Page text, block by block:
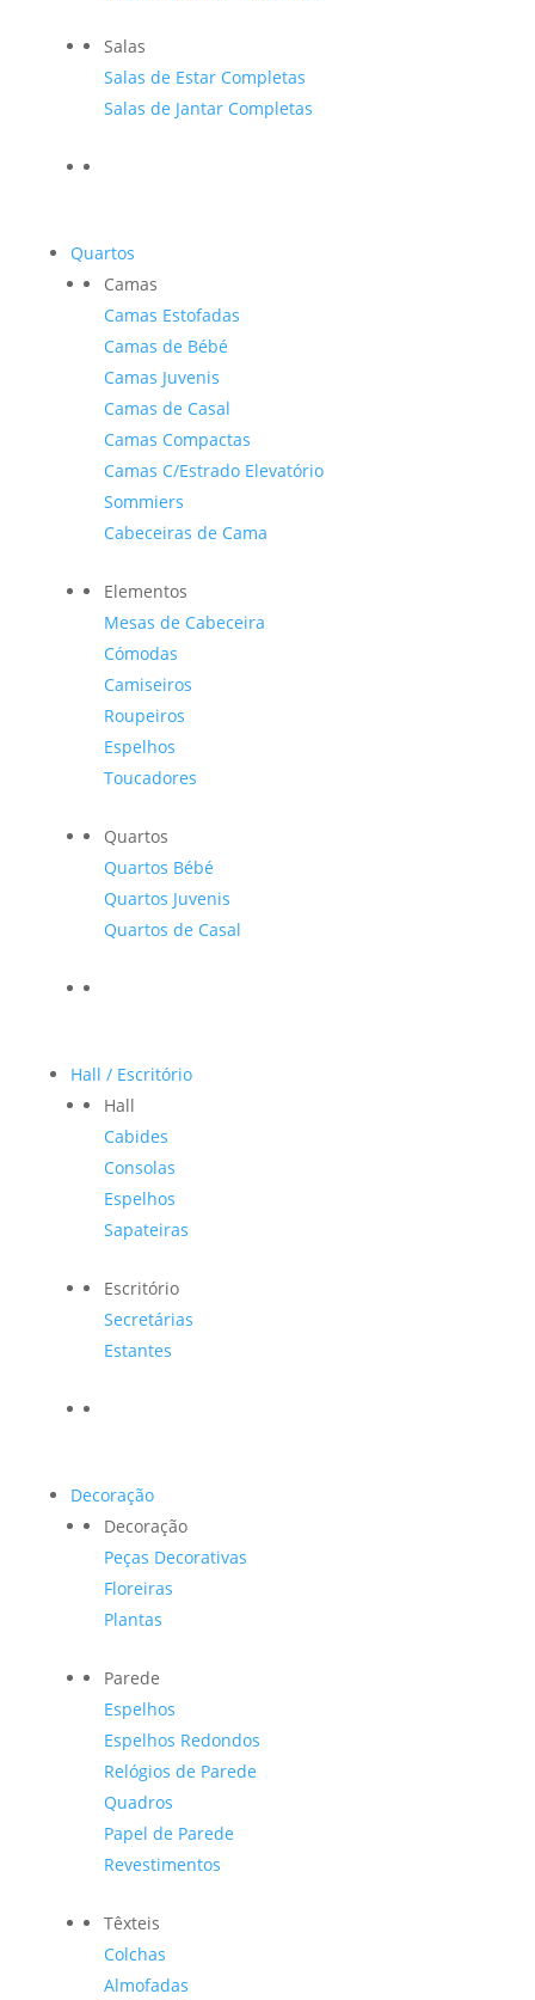
Salas
Salas de Estar Completas
Salas de Jantar Completas
Quartos
Camas
Camas Estofadas
Camas de Bébé
Camas Juvenis
Camas de Casal
Camas Compactas
Camas C/Estrado Elevatório
Sommiers
Cabeceiras de Cama
Elementos
Mesas de Cabeceira
Cómodas
Camiseiros
Roupeiros
Espelhos
Toucadores
Quartos
Quartos Bébé
Quartos Juvenis
Quartos de Casal
Hall / Escritório
Hall
Cabides
Consolas
Espelhos
Sapateiras
Escritório
Secretárias
Estantes
Decoração
Decoração
Peças Decorativas
Floreiras
Plantas
Parede
Espelhos
Espelhos Redondos
Relógios de Parede
Quadros
Papel de Parede
Revestimentos
Têxteis
Colchas
Almofadas